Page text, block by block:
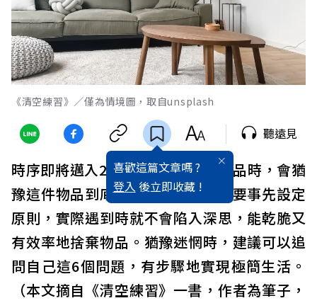
《清空練習》／僅為情境圖，取自unsplash
喜歡這篇文章嗎 ?
登入 後立即收藏 !
聽遠見
時序即將邁入2026年，年末整理物品時，會猶
豫這件物品到底該丟還是該留。只要事先設定
原則，實際遇到時就不會陷入深思，能乾脆又
有效率地捨棄物品。猶豫迷惘時，建議可以追
問自己這6個問題，有步驟地實現極簡生活。
（本文摘自《清空練習》一書，作者為筆子，